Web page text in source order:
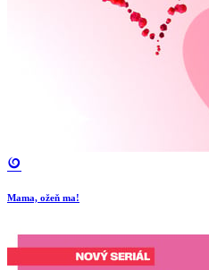
Mama, ožeň ma!